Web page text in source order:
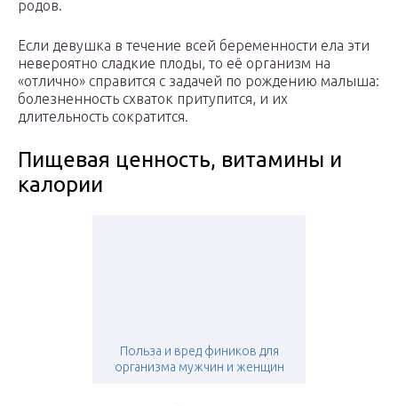
родов.
Если девушка в течение всей беременности ела эти
невероятно сладкие плоды, то её организм на
«отлично» справится с задачей по рождению малыша:
болезненность схваток притупится, и их
длительность сократится.
Пищевая ценность, витамины и
калории
Польза и вред фиников для
организма мужчин и женщин